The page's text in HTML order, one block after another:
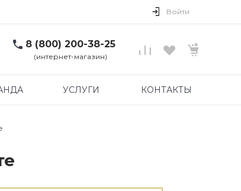
Войти
8 (800) 200-38-25
(интернет-магазин)
УСЛУГИ КОНТАКТЫ